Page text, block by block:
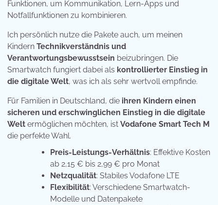
Funktionen, um Kommunikation, Lern-Apps und
Notfallfunktionen zu kombinieren.
Ich persönlich nutze die Pakete auch, um meinen
Kindern Technikverständnis und
Verantwortungsbewusstsein beizubringen. Die
Smartwatch fungiert dabei als kontrollierter Einstieg in
die digitale Welt, was ich als sehr wertvoll empfinde.
Für Familien in Deutschland, die ihren Kindern einen
sicheren und erschwinglichen Einstieg in die digitale
Welt ermöglichen möchten, ist Vodafone Smart Tech M
die perfekte Wahl.
Preis-Leistungs-Verhältnis: Effektive Kosten
ab 2,15 € bis 2,99 € pro Monat
Netzqualität: Stabiles Vodafone LTE
Flexibilität: Verschiedene Smartwatch-
Modelle und Datenpakete